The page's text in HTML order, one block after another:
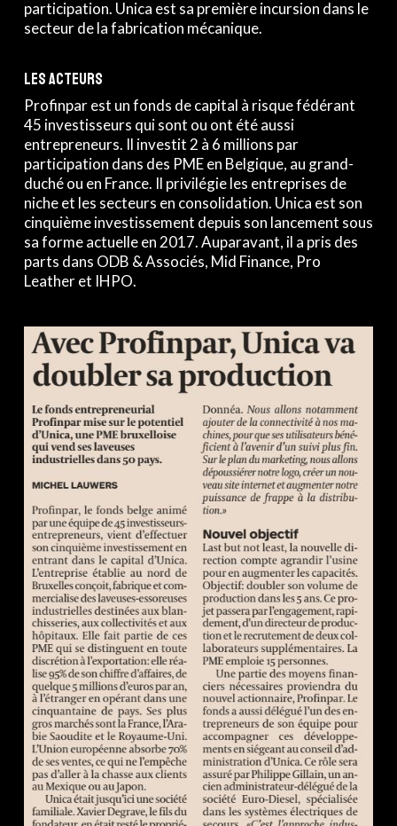
participation. Unica est sa première incursion dans le
secteur de la fabrication mécanique.
Les acteurs
Profinpar est un fonds de capital à risque fédérant
45 investisseurs qui sont ou ont été aussi
entrepreneurs. Il investit 2 à 6 millions par
participation dans des PME en Belgique, au grand-
duché ou en France. Il privilégie les entreprises de
niche et les secteurs en consolidation. Unica est son
cinquième investissement depuis son lancement sous
sa forme actuelle en 2017. Auparavant, il a pris des
parts dans ODB & Associés, Mid Finance, Pro
Leather et IHPO.